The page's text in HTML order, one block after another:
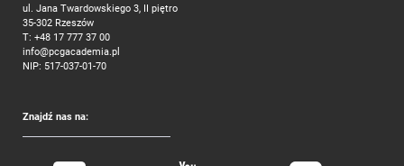
ul. Jana Twardowskiego 3, II piętro
35-302 Rzeszów
T: +48 17 777 37 00
info@pcgacademia.pl
NIP: 517-037-01-70
Znajdź nas na: